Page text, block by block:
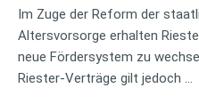
Im Zuge der Reform der
Altersvorsorge erhalten
neue Fördersystem zu
Riester-Verträge gilt jedoch …